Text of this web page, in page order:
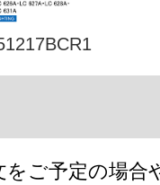
ご予定の場合